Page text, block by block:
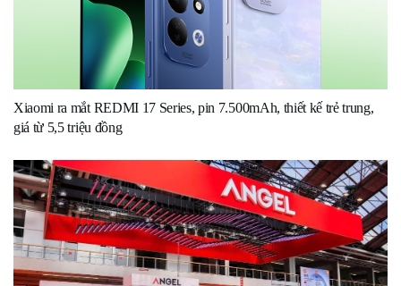
Xiaomi ra mắt REDMI 17 Series, pin 7.500mAh, thiết kế trẻ trung,
giá từ 5,5 triệu đồng